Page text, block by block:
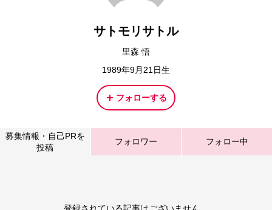
サトモリサトル
里森 悟
1989年9月21日生
フォローする
募集情報・自己PRを
投稿
フォロワー フォロー中